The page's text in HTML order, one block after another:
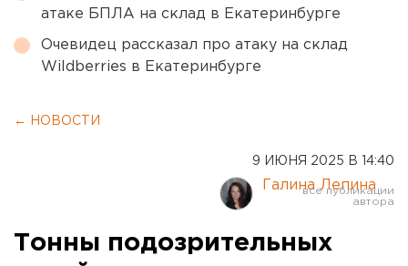
атаке БПЛА на склад в Екатеринбурге
Очевидец рассказал про атаку на склад
Wildberries в Екатеринбурге
← НОВОСТИ
9 ИЮНЯ 2025 В 14:40
Галина Лепина
Тонны подозрительных